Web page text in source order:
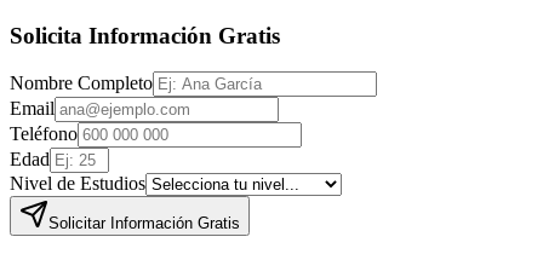
Solicita Información Gratis
Nombre Completo
Email
Teléfono
Edad
Nivel de Estudios
Solicitar Información Gratis